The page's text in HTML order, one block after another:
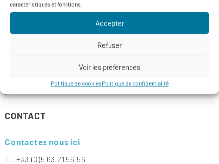
caractéristiques et fonctions.
Accepter
Refuser
Voir les préférences
Politique de cookiesPolitique de confidentialité
3 acteurs majeurs s’associent pour développer la
pomme REGAL’IN™
Passage de flambeau à la tête de Blue Whale–
Fusion de Valdiloire & de Blue Whale
Rapprochement des groupes BVL & Blue Whale
pour créer un leader mondial
CONTACT
Contactez nous ici
T : +33 (0)5 63 21 56 56